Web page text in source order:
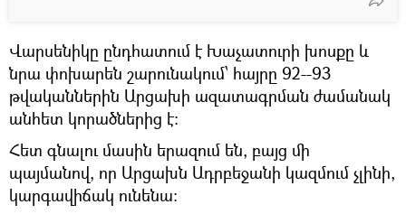
Վարսենիկը ընդհատում է Խաչատուրի խոսքը և
նրա փոխարեն շարունակում՝ հայրը 92--93
թվականներին Արցախի ազատագրման ժամանակ
անհետ կորածներից է։
Հետ գնալու մասին երազում են, բայց մի
պայմանով, որ Արցախն Ադրբեջանի կազմում չլինի,
կարգավիճակ ունենա։